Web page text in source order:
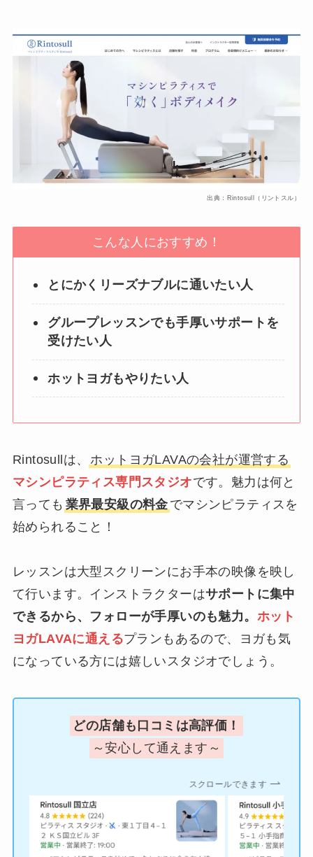
出典：Rintosull（リントスル）
こんな人におすすめ！
とにかくリーズナブルに通いたい人
グループレッスンでも手厚いサポートを
受けたい人
ホットヨガもやりたい人
Rintosullは、
ホットヨガLAVAの会社が運営する
マシンピラティス専門スタジオです。魅力は何と
言っても 業界最安級の料金 でマシンピラティスを
始められること！
レッスンは大型スクリーンにお手本の映像を映し
て行います。インストラクターはサポートに集中
できるから、フォローが手厚いのも魅力。 ホット
ヨガLAVAに通えるプランもあるので、ヨガも気
になっている方には嬉しいスタジオでしょう。
どの店舗も口コミは高評価！
～安心して通えます～
スクロールできます